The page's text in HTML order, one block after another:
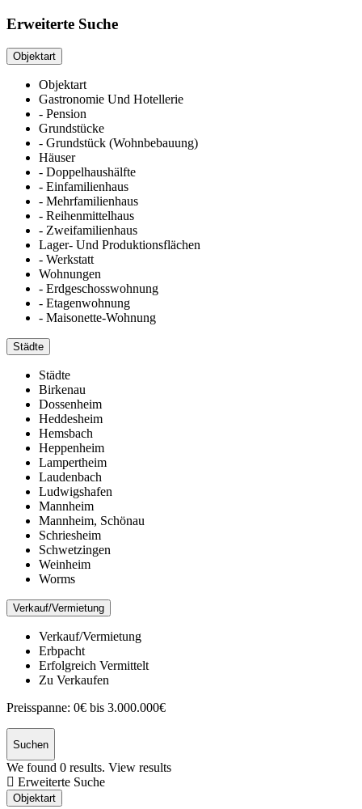
Erweiterte Suche
Objektart
Objektart
Gastronomie Und Hotellerie
- Pension
Grundstücke
- Grundstück (Wohnbebauung)
Häuser
- Doppelhaushälfte
- Einfamilienhaus
- Mehrfamilienhaus
- Reihenmittelhaus
- Zweifamilienhaus
Lager- Und Produktionsflächen
- Werkstatt
Wohnungen
- Erdgeschosswohnung
- Etagenwohnung
- Maisonette-Wohnung
Städte
Städte
Birkenau
Dossenheim
Heddesheim
Hemsbach
Heppenheim
Lampertheim
Laudenbach
Ludwigshafen
Mannheim
Mannheim, Schönau
Schriesheim
Schwetzingen
Weinheim
Worms
Verkauf/Vermietung
Verkauf/Vermietung
Erbpacht
Erfolgreich Vermittelt
Zu Verkaufen
Preisspanne: 0€ bis 3.000.000€
Suchen
We found 0 results. View results
Erweiterte Suche
Objektart